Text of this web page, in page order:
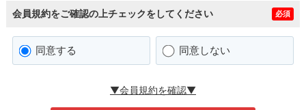
会員規約をご確認の上チェックをしてください 必須
同意する 同意しない
▼会員規約を確認▼